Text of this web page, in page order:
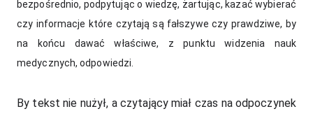
bezpośrednio, podpytując o wiedzę, żartując, kazać wybierać
czy informacje które czytają są fałszywe czy prawdziwe, by
na końcu dawać właściwe, z punktu widzenia nauk
medycznych, odpowiedzi.
By tekst nie nużył, a czytający miał czas na odpoczynek